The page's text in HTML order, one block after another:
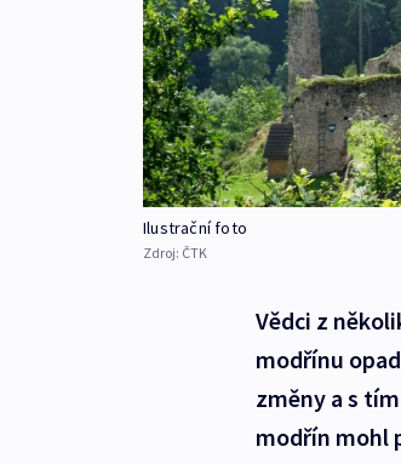
Ilustrační foto
Zdroj: ČTK
Vědci z
modřínu
změny a s
modřín mohl